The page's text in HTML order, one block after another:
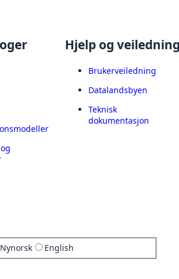
Hjelp og
Brukerveiledning
Datalandsbyen
Teknisk
dokumentasjon
Nynorsk English